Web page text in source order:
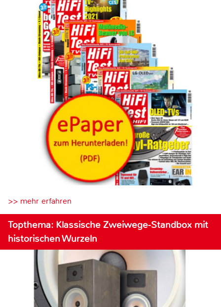
>> mehr erfahren
Topthema: Klassische Zweiwege-Standbox mit
historischen Wurzeln